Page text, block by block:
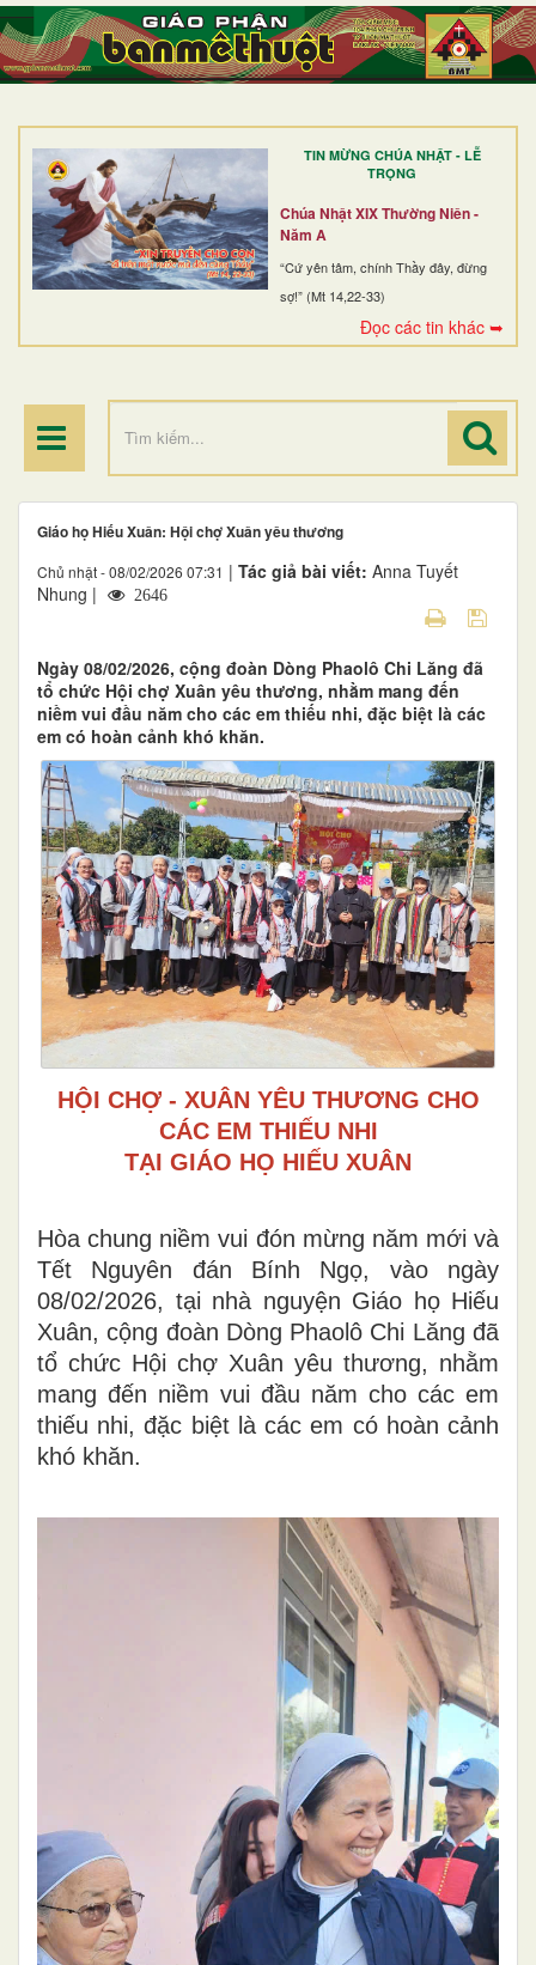
TIN MỪNG CHÚA NHẬT - LỄ
TRỌNG
Chúa Nhật XIX Thường Niên -
Năm A
“Cứ yên tâm, chính Thầy đây, đừng
sợ!” (Mt 14,22-33)
Đọc các tin khác ➥
TRANG NHẤT
GIỚI THIỆU
DÒNG TU
BAN MỤC VỤ
ĐOÀN THỂ CG
ĐIỂM HÀNH HƯƠNG
Giáo họ Hiếu Xuân: Hội chợ Xuân yêu thương
Chủ nhật - 08/02/2026 07:31 | Tác giả bài viết: Anna Tuyết
Nhung |
2646
Ngày 08/02/2026, cộng đoàn Dòng Phaolô Chi Lăng đã
tổ chức Hội chợ Xuân yêu thương, nhằm mang đến
niềm vui đầu năm cho các em thiếu nhi, đặc biệt là các
em có hoàn cảnh khó khăn.
HỘI CHỢ - XUÂN YÊU THƯƠNG CHO
CÁC EM THIẾU NHI
TẠI GIÁO HỌ HIẾU XUÂN
Hòa chung niềm vui đón mừng năm mới và
Tết Nguyên đán Bính Ngọ, vào ngày
08/02/2026, tại nhà nguyện Giáo họ Hiếu
Xuân, cộng đoàn Dòng Phaolô Chi Lăng đã
tổ chức Hội chợ Xuân yêu thương, nhằm
mang đến niềm vui đầu năm cho các em
thiếu nhi, đặc biệt là các em có hoàn cảnh
khó khăn.